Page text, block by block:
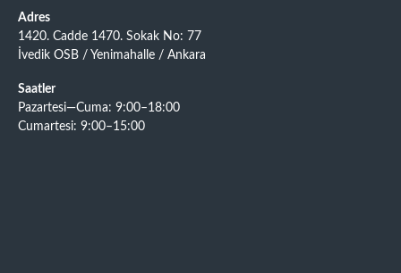
Adres
1420. Cadde 1470. Sokak No: 77
İvedik OSB / Yenimahalle / Ankara
Saatler
Pazartesi—Cuma: 9:00–18:00
Cumartesi: 9:00–15:00